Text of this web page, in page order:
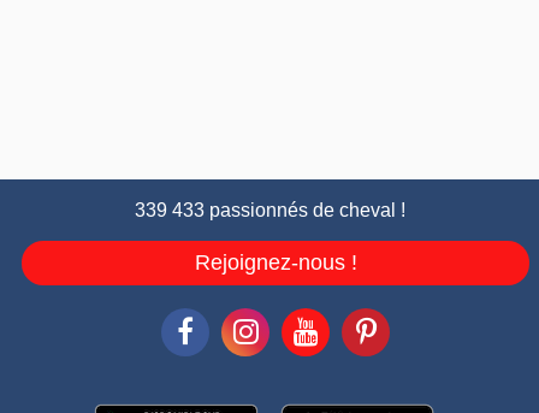
339 433 passionnés de cheval !
Rejoignez-nous !